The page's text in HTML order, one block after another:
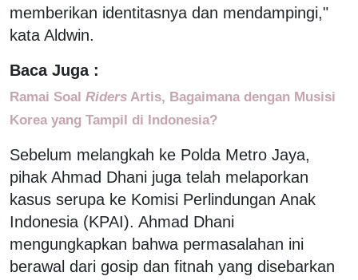
memberikan identitasnya dan mendampingi,"
kata Aldwin.
Baca Juga :
Ramai Soal Riders Artis, Bagaimana dengan Musisi
Korea yang Tampil di Indonesia?
Sebelum melangkah ke Polda Metro Jaya,
pihak Ahmad Dhani juga telah melaporkan
kasus serupa ke Komisi Perlindungan Anak
Indonesia (KPAI). Ahmad Dhani
mengungkapkan bahwa permasalahan ini
berawal dari gosip dan fitnah yang disebarkan